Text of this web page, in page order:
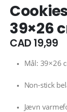
39×26
CAD 19,99
Mål: 39×26
Non-stick
Jævn